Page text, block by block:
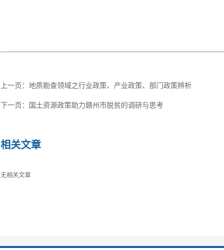
上一页： 地质勘查领域之行业政策、产业政策、部门政策辨析
下一页： 国土资源政策助力赣州市脱贫的调研与思考
相关文章
无相关文章